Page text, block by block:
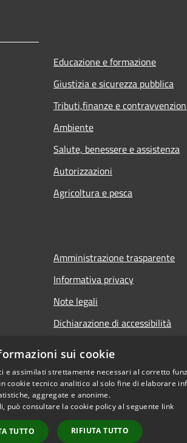
Educazione e formazione
Giustizia e sicurezza pubblica
Tributi,finanze e
Ambiente
Salute, benessere e assistenza
Autorizzazioni
Agricoltura e pesca
Amministrazione trasparente
Informativa privacy
Note legali
Dichiarazione di accessibilità
sui cookie
e assimilati strettamente necessari al corretto
cookie tecnico analitico al solo fine di elaborare
aggregate e anonime.
può consultare la cookie policy al seguente link
TUTTO RIFIUTA TUTTO